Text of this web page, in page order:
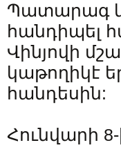
Պատարագ և
հանդիպել
Վինյովի
կաթողիկէ
հանդեսին:
Հունվարի